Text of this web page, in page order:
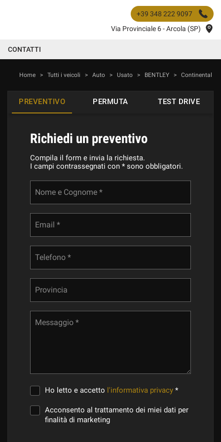
+39 348 222 9097
Via Provinciale 6 - Arcola (SP)
CONTATTI
Home > Tutti i veicoli > Auto > Usato > BENTLEY > Continental
PREVENTIVO PERMUTA TEST DRIVE
Richiedi un preventivo
Compila il form e invia la richiesta.
I campi contrassegnati con * sono obbligatori.
Nome e Cognome *
Email *
Telefono *
Provincia
Messaggio *
Ho letto e accetto l'informativa privacy *
Acconsento al trattamento dei miei dati per
finalità di marketing